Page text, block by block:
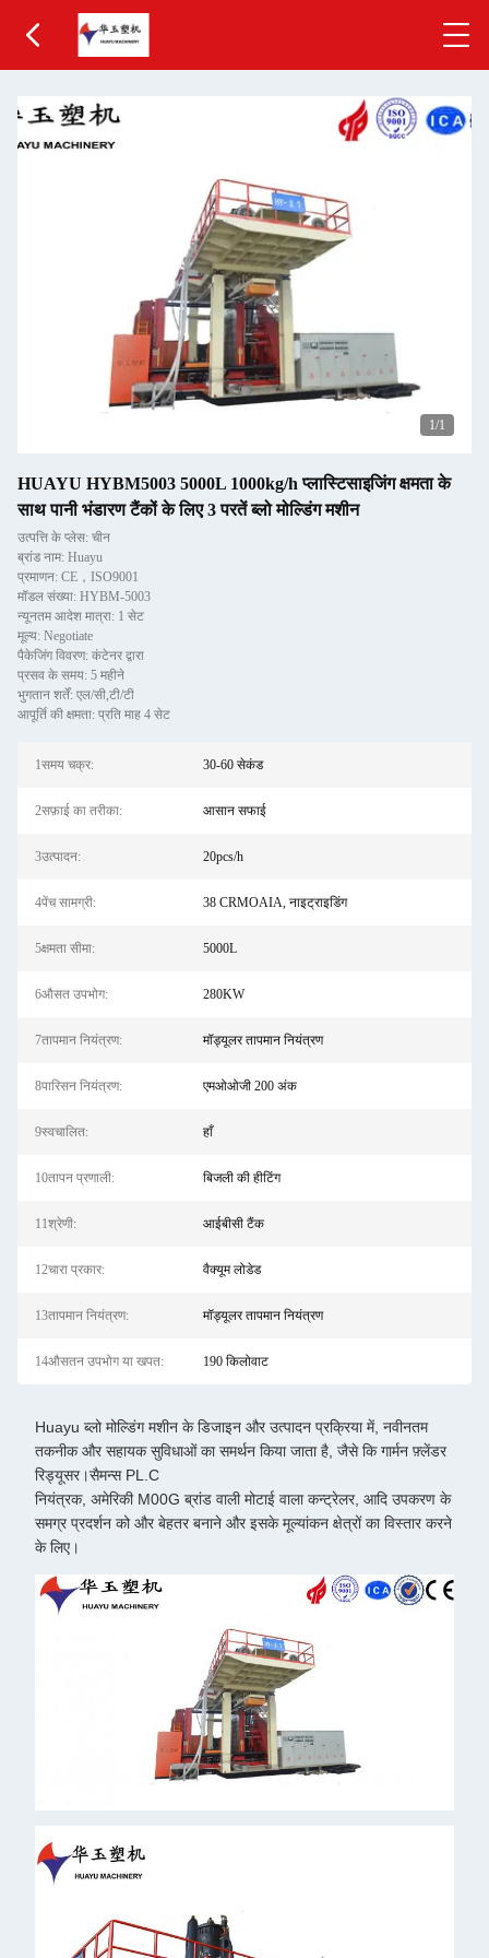
1/1
HUAYU HYBM5003 5000L 1000kg/h प्लास्टिसाइजिंग क्षमता के
साथ पानी भंडारण टैंकों के लिए 3 परतें ब्लो मोल्डिंग मशीन
उत्पत्ति के प्लेस: चीन
ब्रांड नाम: Huayu
प्रमाणन: CE，ISO9001
मॉडल संख्या: HYBM-5003
न्यूनतम आदेश मात्रा: 1 सेट
मूल्य: Negotiate
पैकेजिंग विवरण: कंटेनर द्वारा
प्रसव के समय: 5 महीने
भुगतान शर्तें: एल/सी,टी/टी
आपूर्ति की क्षमता: प्रति माह 4 सेट
1समय चक्र: 30-60 सेकंड
2सफ़ाई का तरीका: आसान सफाई
3उत्पादन: 20pcs/h
4पेंच सामग्री: 38 CRMOAIA, नाइट्राइडिंग
5क्षमता सीमा: 5000L
6औसत उपभोग: 280KW
7तापमान नियंत्रण: मॉड्यूलर तापमान नियंत्रण
8पारिसन नियंत्रण: एमओओजी 200 अंक
9स्वचालित: हाँ
10तापन प्रणाली: बिजली की हीटिंग
11श्रेणी: आईबीसी टैंक
12चारा प्रकार: वैक्यूम लोडेड
13तापमान नियंत्रण: मॉड्यूलर तापमान नियंत्रण
14औसतन उपभोग या खपत: 190 किलोवाट
Huayu ब्लो मोल्डिंग मशीन के डिजाइन और उत्पादन प्रक्रिया में, नवीनतम
तकनीक और सहायक सुविधाओं का समर्थन किया जाता है, जैसे कि गार्मन फ़्लेंडर
रिड्यूसर।सैमन्स PL.C
नियंत्रक, अमेरिकी M00G ब्रांड वाली मोटाई वाला कन्ट्रेलर, आदि उपकरण के
समग्र प्रदर्शन को और बेहतर बनाने और इसके मूल्यांकन क्षेत्रों का विस्तार करने
के लिए।